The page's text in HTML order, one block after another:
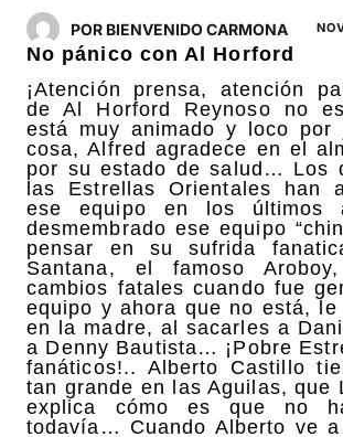
POR BIENVENIDO CARMONA
No pánico con Al Horford
¡Atención prensa, atención
de Al Horford Reynoso no
está muy animado y loco
cosa, Alfred agradece en el
por su estado de salud… Los
las Estrellas Orientales han
ese equipo en los últimos
desmembrado ese equipo
pensar en su sufrida
Santana, el famoso
cambios fatales cuando fue
equipo y ahora que no está, le
en la madre, al sacarles a
a Denny Bautista… ¡Pobre
fanáticos!.. Alberto Castillo
tan grande en las Aguilas, que
explica cómo es que no
todavía… Cuando Alberto ve a